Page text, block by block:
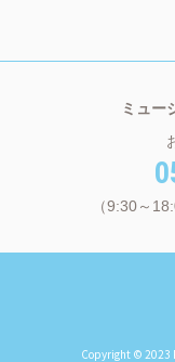
ミュー
（9:30～
Copyright © 2023